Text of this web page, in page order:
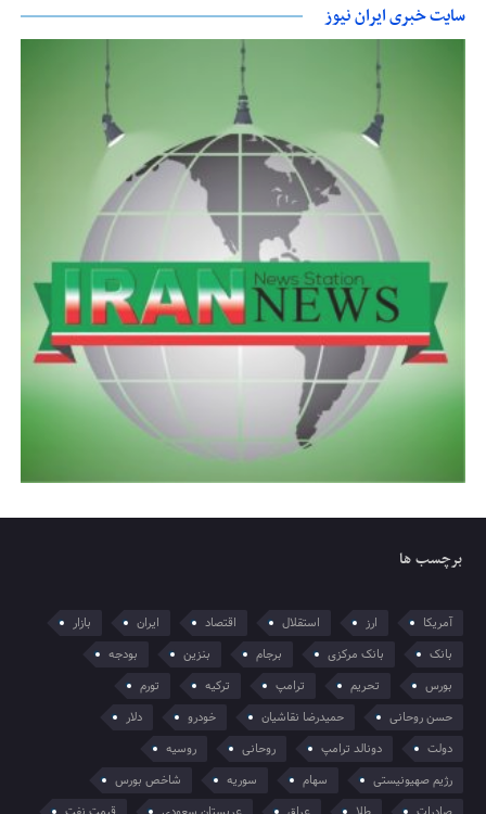
سایت خبری ایران نیوز
برچسب ها
آمریکا ارز استقلال اقتصاد ایران
بازار
بانک
بانک مرکزی برجام بنزین
بودجه
بورس
تحریم ترامپ ترکیه
تورم
حسن روحانی
حمیدرضا نقاشیان خودرو
دلار
دولت
دونالد ترامپ روحانی
روسیه
رژیم صهیونیستی
سهام سوریه
شاخص بورس